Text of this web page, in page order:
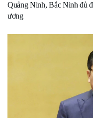
Quảng Ninh, Bắc Ninh đủ
ương